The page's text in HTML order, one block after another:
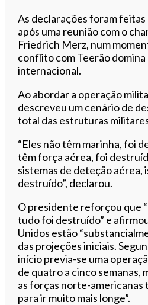
As declarações foram feitas
após uma reunião com o
Friedrich Merz, num
conflito com Teerão domina
internacional.
Ao abordar a operação
descreveu um cenário de
total das estruturas
“Eles não têm marinha, foi
têm força aérea, foi
sistemas de deteção aérea,
destruído”, declarou.
O presidente reforçou que
tudo foi destruído” e
Unidos estão
das projeções iniciais.
início previa-se uma
de quatro a cinco semanas,
as forças norte-americanas
para ir muito mais longe”.